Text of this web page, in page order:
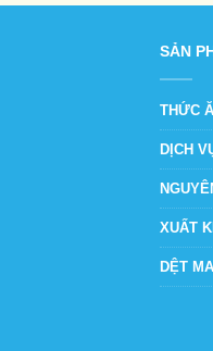
SẢN
THỨC
DỊCH
XUẤT
DỆT